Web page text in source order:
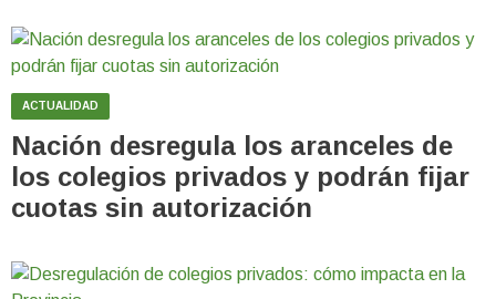
ACTUALIDAD
Nación desregula los aranceles de
los colegios privados y podrán fijar
cuotas sin autorización